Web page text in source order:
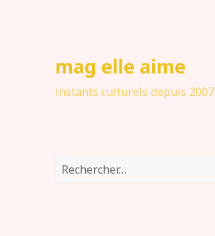
mag elle aime
instants culturels depuis 2007
Rechercher :